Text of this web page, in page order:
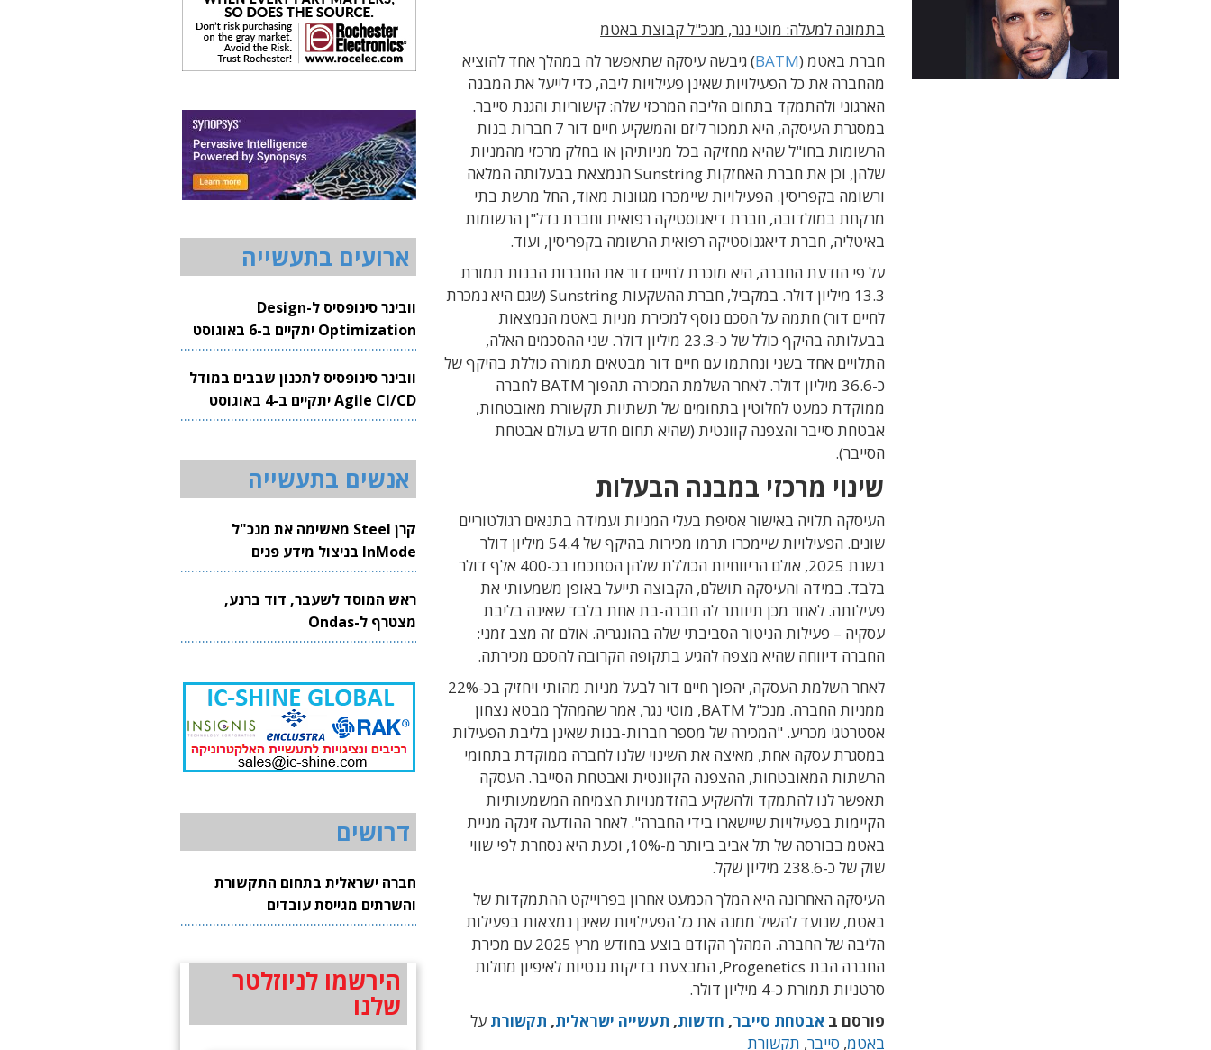
בתמונה למעלה: מוטי נגר, מנכ"ל קבוצת באטמ
חברת באטמ (BATM) גיבשה עיסקה שתאפשר לה במהלך אחד להוציא
מהחברה את כל הפעילויות שאינן פעילויות ליבה, כדי לייעל את המבנה
הארגוני ולהתמקד בתחום הליבה המרכזי שלה: קישוריות והגנת סייבר.
במסגרת העיסקה, היא תמכור ליזם והמשקיע חיים דור 7 חברות בנות
הרשומות בחו"ל שהיא מחזיקה בכל מניותיהן או בחלק מרכזי מהמניות
שלהן, וכן את חברת האחזקות Sunstring הנמצאת בבעלותה המלאה
ורשומה בקפריסין. הפעילויות שיימכרו מגוונות מאוד, החל מרשת בתי
מרקחת במולדובה, חברת דיאגוסטיקה רפואית וחברת נדל"ן הרשומות
באיטליה, חברת דיאגנוסטיקה רפואית הרשומה בקפריסין, ועוד.
על פי הודעת החברה, היא מוכרת לחיים דור את החברות הבנות תמורת
13.3 מיליון דולר. במקביל, חברת ההשקעות Sunstring (שגם היא נמכרת
לחיים דור) חתמה על הסכם נוסף למכירת מניות באטמ הנמצאות
בבעלותה בהיקף כולל של כ-23.3 מיליון דולר. שני ההסכמים האלה,
התלויים אחד בשני ונחתמו עם חיים דור מבטאים תמורה כוללת בהיקף של
כ-36.6 מיליון דולר.
לאחר השלמת המכירה תהפוך BATM לחברה
ממוקדת כמעט לחלוטין בתחומים של תשתיות תקשורת מאובטחות,
אבטחת סייבר והצפנה קוונטית (שהיא תחום חדש בעולם אבטחת
הסייבר).
שינוי מרכזי במבנה הבעלות
העיסקה תלויה באישור אסיפת בעלי המניות ועמידה בתנאים רגולטוריים
שונים. הפעילויות שיימכרו תרמו מכירות בהיקף של 54.4 מיליון דולר
בשנת 2025, אולם הריווחיות הכוללת שלהן הסתכמו בכ-400 אלף דולר
בלבד. במידה והעיסקה תושלם, הקבוצה תייעל באופן משמעותי את
פעילותה. לאחר מכן תיוותר לה חברה-בת אחת בלבד שאינה בליבת
עסקיה – פעילות הניטור הסביבתי שלה בהונגריה. אולם זה מצב זמני:
החברה דיווחה שהיא מצפה להגיע בתקופה הקרובה להסכם מכירתה.
לאחר השלמת העסקה, יהפוך חיים דור לבעל מניות מהותי ויחזיק בכ-22%
ממניות החברה. מנכ"ל BATM, מוטי נגר, אמר שהמהלך מבטא נצחון
אסטרטגי מכריע. "המכירה של מספר חברות-בנות שאינן בליבת הפעילות
במסגרת עסקה אחת, מאיצה את השינוי שלנו לחברה ממוקדת בתחומי
הרשתות המאובטחות, ההצפנה הקוונטית ואבטחת הסייבר. העסקה
תאפשר לנו להתמקד ולהשקיע בהזדמנויות הצמיחה המשמעותיות
הקיימות בפעילויות שיישארו בידי החברה". לאחר ההודעה זינקה מניית
באטמ בבורסה של תל אביב ביותר מ-10%, וכעת היא נסחרת לפי שווי
שוק של כ-238.6 מיליון שקל.
העיסקה האחרונה היא המלך הכמעט אחרון בפרוייקט ההתמקדות של
באטמ, שנועד להשיל ממנה את כל הפעילויות שאינן נמצאות בפעילות
הליבה של החברה. המהלך הקודם בוצע בחודש מרץ 2025 עם מכירת
החברה הבת Progenetics, המבצעת בדיקות גנטיות לאיפיון מחלות
סרטניות תמורת כ-4 מיליון דולר.
פורסם ב אבטחת סייבר, חדשות, תעשייה ישראלית, תקשורת על
באטמ, סייבר, תקשורת
ארועים בתעשייה
וובינר סינופסיס ל-Design
Optimization יתקיים ב-6 באוגוסט
2026
וובינר סינופסיס לתכנון שבבים במודל
Agile CI/CD יתקיים ב-4 באוגוסט
2026
אנשים בתעשייה
קרן Steel מאשימה את מנכ"ל
InMode בניצול מידע פנים
ראש המוסד לשעבר, דוד ברנע,
מצטרף ל-Ondas
דרושים
חברה ישראלית בתחום התקשורת
והשרתים מגייסת עובדים
הירשמו לניוזלטר
שלנו